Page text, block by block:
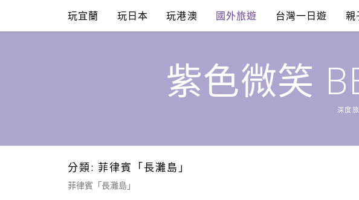
content
玩宜蘭 玩日本 玩港澳 國外旅遊 台灣一日遊 親
紫色微笑
深度
分類: 菲律賓「長灘島」
菲律賓「長灘島」